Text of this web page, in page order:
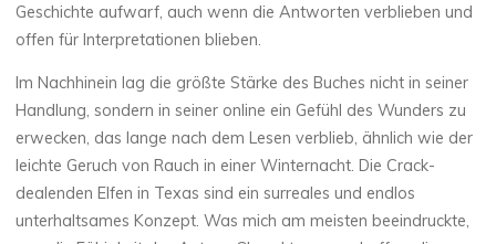
thérapeute
B
e
l
Geschichte aufwarf, auch wenn die Antworten verblieben und
offen für Interpretationen blieben.
Im Nachhinein lag die größte Stärke des Buches nicht in seiner
Handlung, sondern in seiner online ein Gefühl des Wunders zu
erwecken, das lange nach dem Lesen verblieb, ähnlich wie der
leichte Geruch von Rauch in einer Winternacht. Die Crack-
dealenden Elfen in Texas sind ein surreales und endlos
unterhaltsames Konzept. Was mich am meisten beeindruckte,